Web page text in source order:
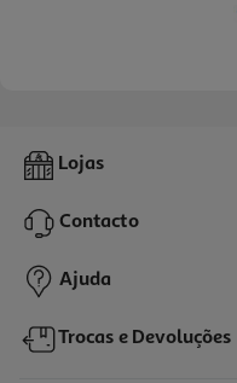
Bolacha Cream Cracker
1,69 €
Lojas
Contacto
Ajuda
Trocas e Devoluções